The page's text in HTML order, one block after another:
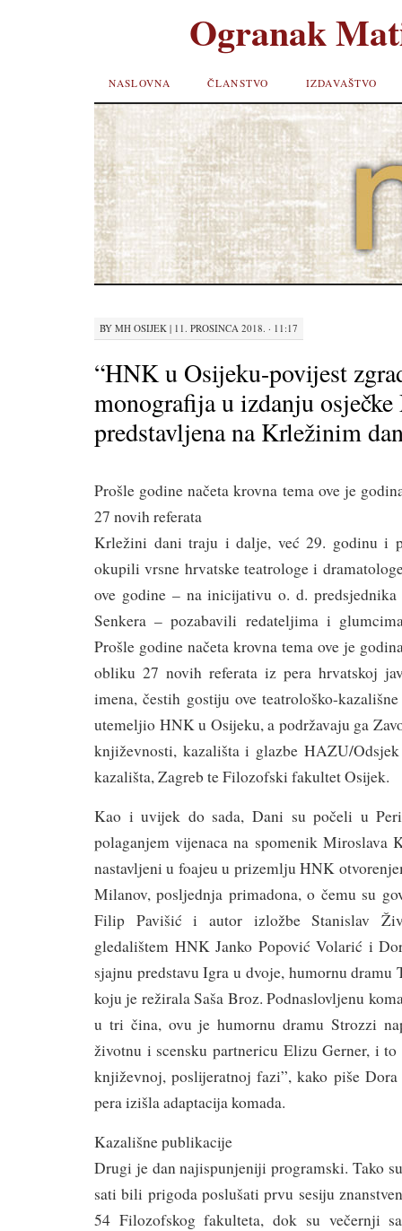
Ogranak
SKIP TO
CONTENT
NASLOVNA ČLANSTVO IZDAVAŠTVO
BY MH OSIJEK | 11. PROSINCA 2018. · 11:17
“HNK u Osijeku-povijest
monografija u izdanju
predstavljena na Krležinim
Prošle godine načeta krovna tema ove je
27 novih referata
Krležini dani traju i dalje, već 29. godinu i
okupili vrsne hrvatske teatrologe i
ove godine – na inicijativu o. d. predsjednika
Senkera – pozabavili redateljima i
Prošle godine načeta krovna tema ove je
obliku 27 novih referata iz pera hrvatskoj
imena, čestih gostiju ove teatrološko-
utemeljio HNK u Osijeku, a podržavaju ga
književnosti, kazališta i glazbe HAZU/
kazališta, Zagreb te Filozofski fakultet Osijek.
Kao i uvijek do sada, Dani su počeli u
polaganjem vijenaca na spomenik Miroslava
nastavljeni u foajeu u prizemlju HNK
Milanov, posljednja primadona, o čemu su
Filip Pavišić i autor izložbe Stanislav
gledalištem HNK Janko Popović Volarić i
sjajnu predstavu Igra u dvoje, humornu dramu
koju je režirala Saša Broz. Podnaslovljenu
u tri čina, ovu je humornu dramu Strozzi
životnu i scensku partnericu Elizu Gerner, i
književnoj, poslijeratnoj fazi”, kako piše
pera izišla adaptacija komada.
Kazališne publikacije
Drugi je dan najispunjeniji programski. Tako
sati bili prigoda poslušati prvu sesiju
54 Filozofskog fakulteta, dok su večernji